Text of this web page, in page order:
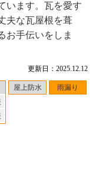
更新日：2025.12.12
屋上防水 雨漏り
います。瓦を愛す
夫な瓦屋根を葺
お手伝いをしま